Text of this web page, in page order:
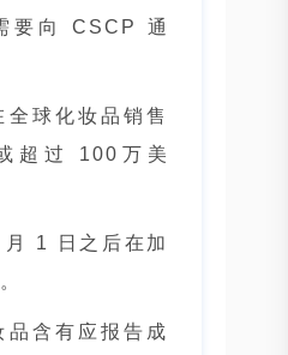
要向 CSCP 通
球化妆品销售
超过 100万美
1 日之后在加
含有应报告成